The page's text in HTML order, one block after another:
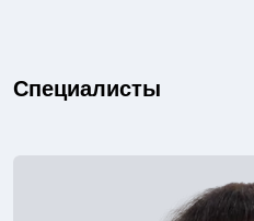
Специалисты